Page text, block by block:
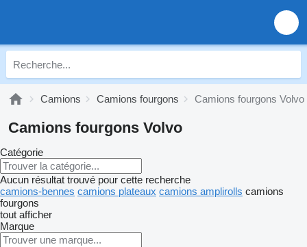
Camions Camions fourgons Camions fourgons Volvo
Camions fourgons Volvo
Catégorie
Aucun résultat trouvé pour cette recherche
camions-bennes camions plateaux camions amplirolls camions
fourgons
tout afficher
Marque